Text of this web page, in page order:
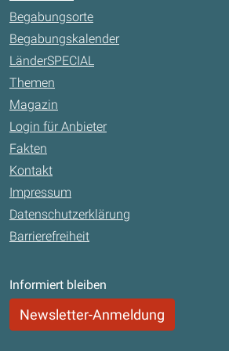
Begabungsorte
Begabungskalender
LänderSPECIAL
Themen
Magazin
Login für Anbieter
Fakten
Kontakt
Impressum
Datenschutzerklärung
Barrierefreiheit
Informiert bleiben
Newsletter-Anmeldung